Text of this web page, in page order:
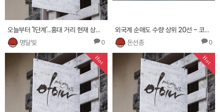
오늘부터 '1단계'...홍대 거리 현재 상황은?
명달빛
0
외국계 순매도 수량 상위 20선 - 코스닥
돈선종
0
Hot Hot